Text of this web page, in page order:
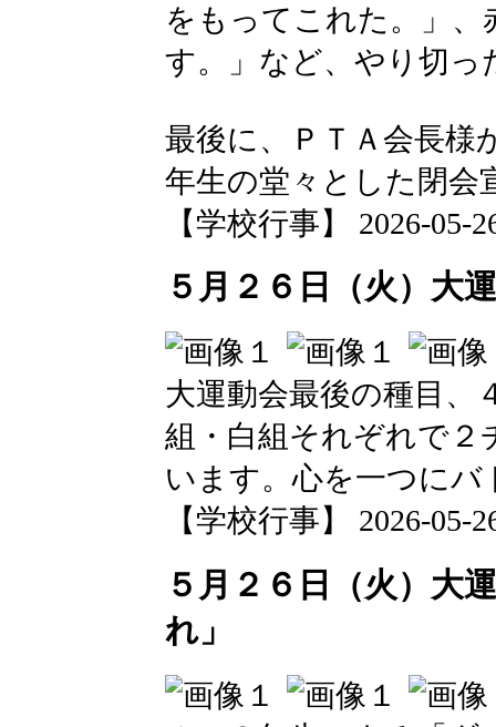
をもってこれた。」、
す。」など、やり切っ
最後に、ＰＴＡ会長様
年生の堂々とした閉会
【学校行事】 2026-05-
５月２６日（火）大
大運動会最後の種目、
組・白組それぞれで２
います。心を一つに
【学校行事】 2026-05-
５月２６日（火）大
れ」